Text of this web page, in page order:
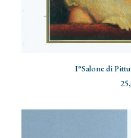
ADD
I°Salone di